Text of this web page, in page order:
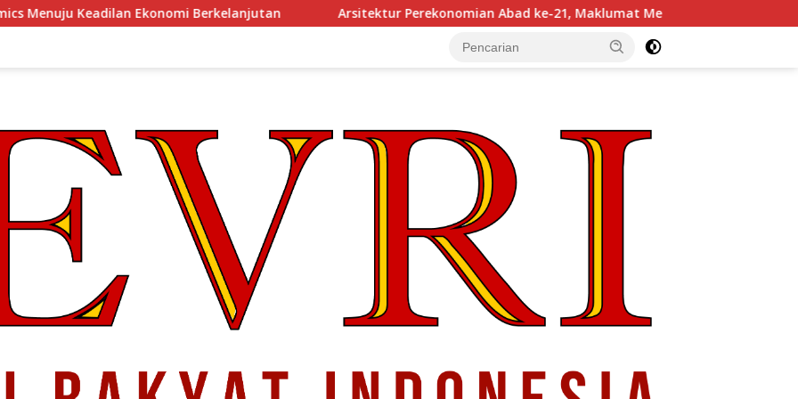
Berkelanjutan Arsitektur Perekonomian Abad ke-21, Maklumat Merdeka Barat, dan Jalan Panjang Menuju